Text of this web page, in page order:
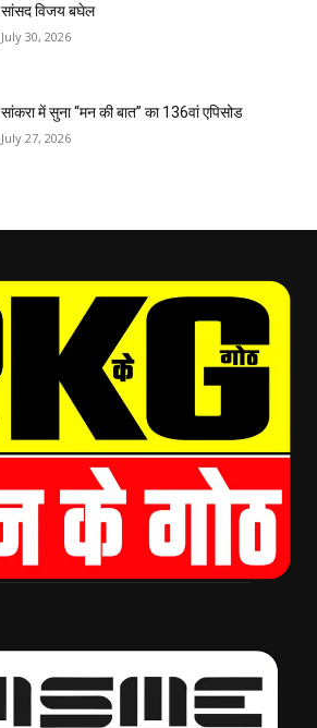
सांसद विजय बघेल
July 30, 2026
सांकरा में सुना “मन की बात” का 136वां एपिसोड
July 27, 2026